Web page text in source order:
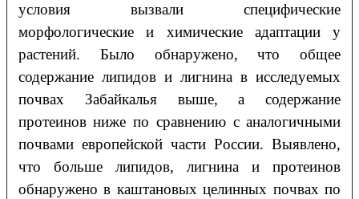
условия вызвали специфические
морфологические и химические адаптации у
растений. Было обнаружено, что общее
содержание липидов и лигнина в исследуемых
почвах Забайкалья выше, а содержание
протеинов ниже по сравнению с аналогичными
почвами европейской части России. Выявлено,
что больше липидов, лигнина и протеинов
обнаружено в каштановых целинных почвах по